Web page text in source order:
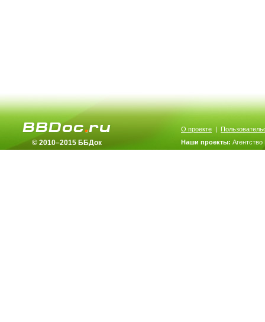
© 2010–2015 ББДок
О проекте |
Наши проекты: